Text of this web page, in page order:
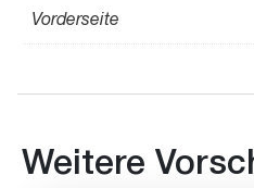
Vorderseite
Weitere